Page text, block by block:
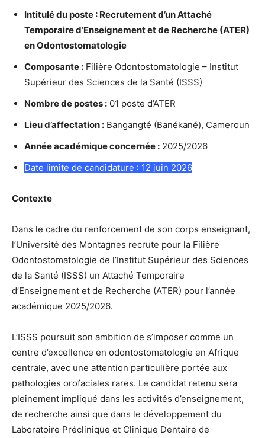
Intitulé du poste : Recrutement d’un Attaché
Temporaire d’Enseignement et de Recherche (ATER)
en Odontostomatologie
Composante : Filière Odontostomatologie – Institut
Supérieur des Sciences de la Santé (ISSS)
Nombre de postes : 01 poste d’ATER
Lieu d’affectation : Bangangté (Banékané), Cameroun
Année académique concernée : 2025/2026
Date limite de candidature : 12 juin 2026
Contexte
Dans le cadre du renforcement de son corps enseignant,
l’Université des Montagnes recrute pour la Filière
Odontostomatologie de l’Institut Supérieur des Sciences
de la Santé (ISSS) un Attaché Temporaire
d’Enseignement et de Recherche (ATER) pour l’année
académique 2025/2026.
L’ISSS poursuit son ambition de s’imposer comme un
centre d’excellence en odontostomatologie en Afrique
centrale, avec une attention particulière portée aux
pathologies orofaciales rares. Le candidat retenu sera
pleinement impliqué dans les activités d’enseignement,
de recherche ainsi que dans le développement du
Laboratoire Préclinique et Clinique Dentaire de